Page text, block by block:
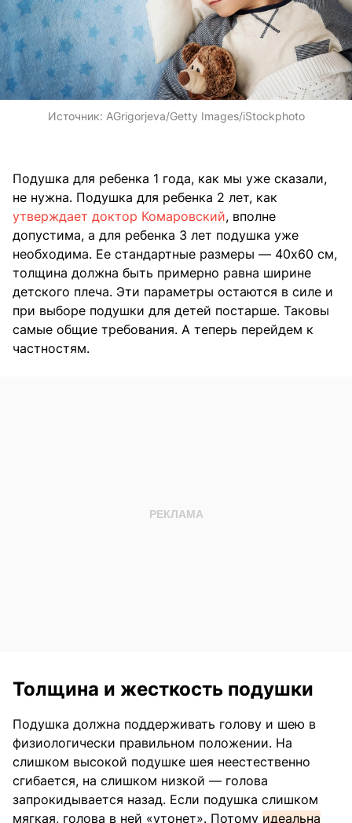
Источник: AGrigorjeva/Getty Images/iStockphoto
Подушка для ребенка 1 года, как мы уже сказали,
не нужна. Подушка для ребенка 2 лет, как
утверждает доктор Комаровский, вполне
допустима, а для ребенка 3 лет подушка уже
необходима. Ее стандартные размеры — 40х60 см,
толщина должна быть примерно равна ширине
детского плеча. Эти параметры остаются в силе и
при выборе подушки для детей постарше. Таковы
самые общие требования. А теперь перейдем к
частностям.
Толщина и жесткость подушки
Подушка должна поддерживать голову и шею в
физиологически правильном положении. На
слишком высокой подушке шея неестественно
сгибается, на слишком низкой — голова
запрокидывается назад. Если подушка слишком
мягкая, голова в ней «утонет». Потому идеальна